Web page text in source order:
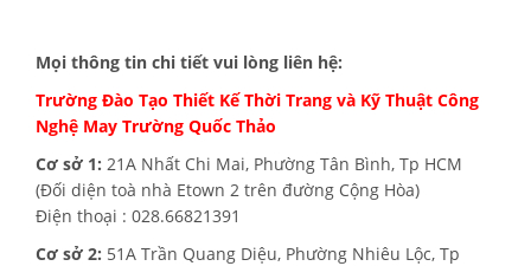
Mọi thông tin chi tiết vui lòng liên hệ:
Trường Đào Tạo Thiết Kế Thời Trang và Kỹ Thuật Công
Nghệ May Trường Quốc Thảo
Cơ sở 1: 21A Nhất Chi Mai, Phường Tân Bình, Tp HCM
(Đối diện toà nhà Etown 2 trên đường Cộng Hòa)
Điện thoại : 028.66821391
Cơ sở 2: 51A Trần Quang Diệu, Phường Nhiêu Lộc, Tp